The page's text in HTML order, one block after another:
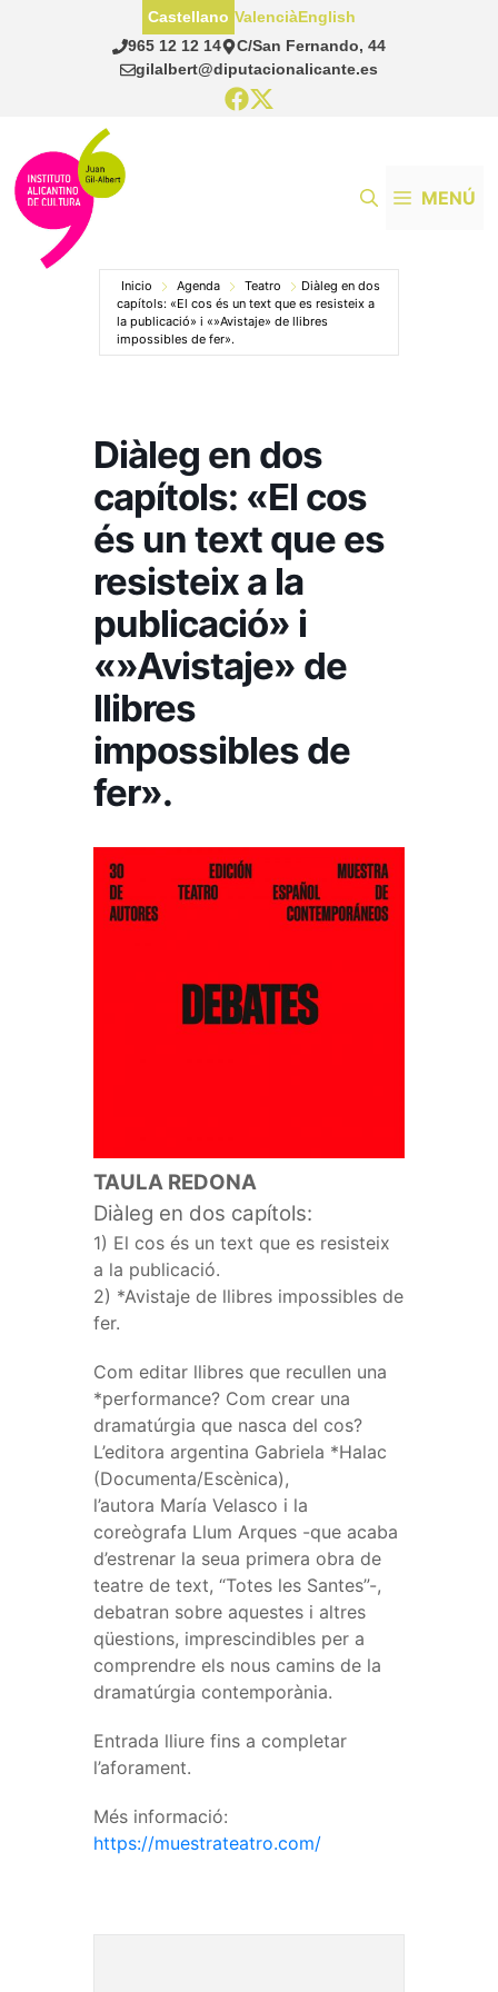
965 12 12 14
C/San Fernando, 44
gilalbert@diputacionalicante.es
Castellano ValenciàEnglish
MENÚ
Inicio Agenda Teatro
Diàleg en dos
capítols: «El cos és un text que es resisteix a
la publicació» i «»Avistaje» de llibres
impossibles de fer».
Diàleg en dos
capítols: «El cos
és un text que es
resisteix a la
publicació» i
«»Avistaje» de
llibres
impossibles de
fer».
TAULA REDONA
Diàleg en dos capítols:
1) El cos és un text que es resisteix
a la publicació.
2) *Avistaje de llibres impossibles de
fer.
Com editar llibres que recullen una
*performance? Com crear una
dramatúrgia que nasca del cos?
L’editora argentina Gabriela *Halac
(Documenta/Escènica),
l’autora María Velasco i la
coreògrafa Llum Arques -que acaba
d’estrenar la seua primera obra de
teatre de text, “Totes les Santes”-,
debatran sobre aquestes i altres
qüestions, imprescindibles per a
comprendre els nous camins de la
dramatúrgia contemporània.
Entrada lliure fins a completar
l’aforament.
Més informació:
https://muestrateatro.com/